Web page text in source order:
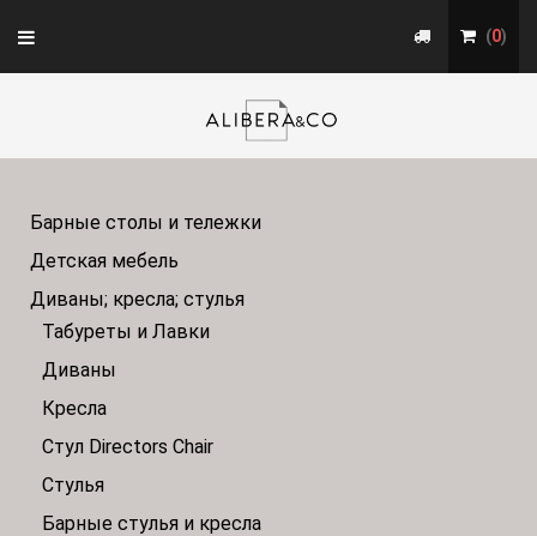
Toggle
navigation
(0)
Барные столы и тележки
Детская мебель
Диваны; кресла; стулья
Табуреты и Лавки
Диваны
Кресла
Стул Directors Chair
Стулья
Барные стулья и кресла